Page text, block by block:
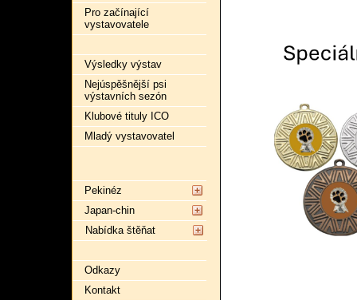
Pro začínající
vystavovatele
Výsledky výstav
Nejúspěšnější psi
výstavních sezón
Klubové tituly ICO
Mladý vystavovatel
Pekinéz
Japan-chin
Nabídka štěňat
Odkazy
Kontakt